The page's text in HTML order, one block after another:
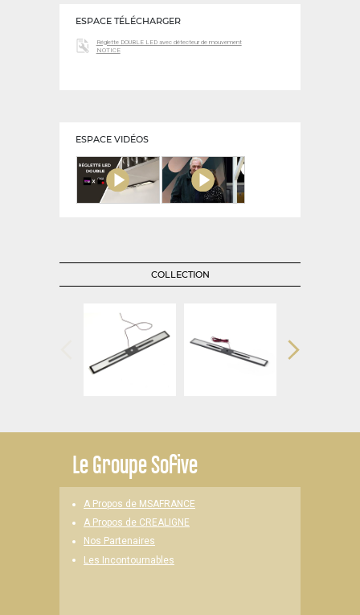
ESPACE TÉLÉCHARGER
Réglette DOUBLE LED avec détecteur de mouvement
NOTICE
ESPACE VIDÉOS
COLLECTION
LeGroupe Sofive
A Propos de MSAFRANCE
A Propos de CREALIGNE
Nos Partenaires
Les Incontournables